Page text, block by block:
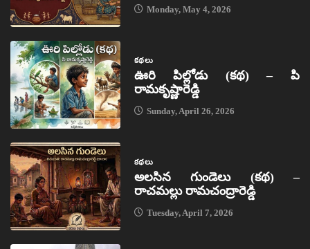
Monday, May 4, 2026
కథలు
ఊరి పిల్లోడు (కథ) – పి
రామకృష్ణారెడ్డి
Sunday, April 26, 2026
కథలు
అలసిన గుండెలు (కథ) –
రాచమల్లు రామచంద్రారెడ్డి
Tuesday, April 7, 2026